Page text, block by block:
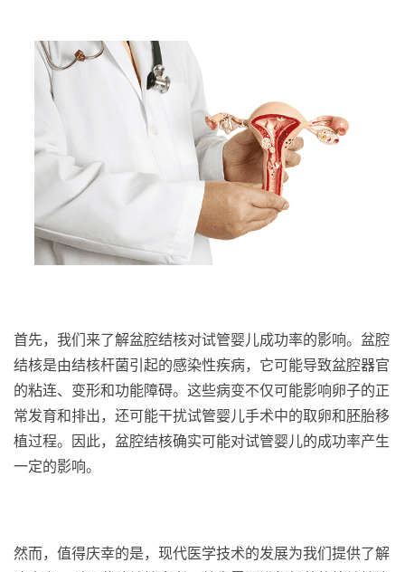
首先，我们来了解盆腔结核对试管婴儿成功率的影响。盆腔
结核是由结核杆菌引起的感染性疾病，它可能导致盆腔器官
的粘连、变形和功能障碍。这些病变不仅可能影响卵子的正
常发育和排出，还可能干扰试管婴儿手术中的取卵和胚胎移
植过程。因此，盆腔结核确实可能对试管婴儿的成功率产生
一定的影响。
然而，值得庆幸的是，现代医学技术的发展为我们提供了解